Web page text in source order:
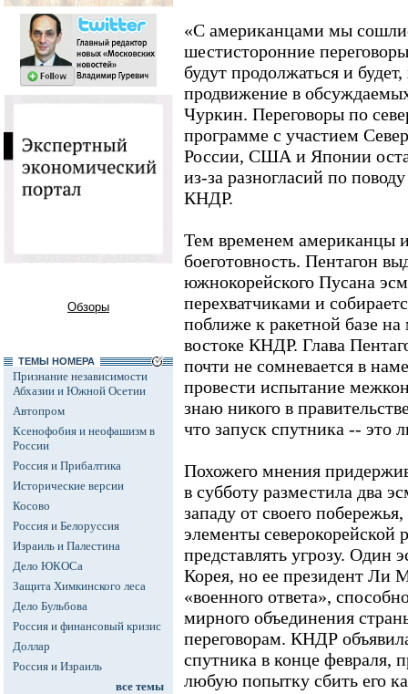
Обзоры
ТЕМЫ НОМЕРА
Признание независимости
Абхазии и Южной Осетии
Автопром
Ксенофобия и неофашизм в
России
Россия и Прибалтика
Исторические версии
Косово
Россия и Белоруссия
Израиль и Палестина
Дело ЮКОСа
Защита Химкинского леса
Дело Бульбова
Россия и финансовый кризис
Доллар
Россия и Израиль
все темы
«С американцами мы
шестисторонние
будут продолжаться и
продвижение в
Чуркин. Переговоры по
программе с участием
России, США и Японии
из-за разногласий по
КНДР.
Тем временем американцы
боеготовность. Пентагон
южнокорейского Пусана
перехватчиками и
поближе к ракетной базе
востоке КНДР. Глава
почти не сомневается в
провести испытание
знаю никого в
что запуск спутника -- это
Похожего мнения
в субботу разместила два
западу от своего
элементы северокорейской
представлять угрозу.
Корея, но ее президент Ли
«военного ответа»,
мирного объединения
переговорам. КНДР
спутника в конце февраля,
любую попытку сбить его